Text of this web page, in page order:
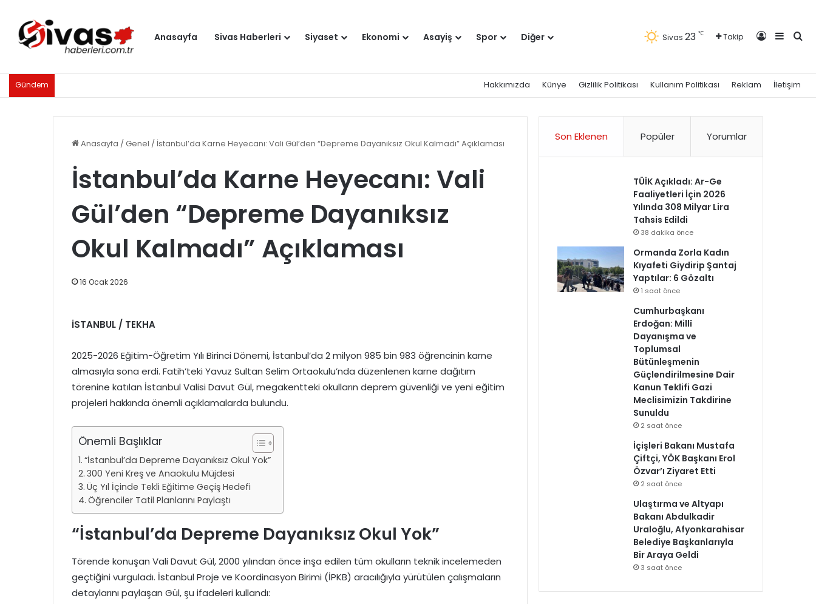
Anasayfa Sivas Haberleri Siyaset Ekonomi Asayiş Spor Diğer Sivas 23 ℃ Takip Kayıt Ol
Kenar
Gündem Hakkımızda Künye Gizlilik Politikası Kullanım Politikası Reklam İletişim
Anasayfa /Genel / İstanbul’da Karne Heyecanı: Vali Gül’den “Depreme Dayanıksız Okul Kalmadı” Açıklaması
İstanbul’da Karne Heyecanı: Vali
Gül’den “Depreme Dayanıksız
Okul Kalmadı” Açıklaması
16 Ocak 2026
İSTANBUL / TEKHA
2025-2026 Eğitim-Öğretim Yılı Birinci Dönemi, İstanbul’da 2 milyon 985 bin 983 öğrencinin karne
almasıyla sona erdi. Fatih’teki Yavuz Sultan Selim Ortaokulu’nda düzenlenen karne dağıtım
törenine katılan İstanbul Valisi Davut Gül, megakentteki okulların deprem güvenliği ve yeni eğitim
projeleri hakkında önemli açıklamalarda bulundu.
Önemli Başlıklar
“İstanbul’da Depreme Dayanıksız Okul Yok”
300 Yeni Kreş ve Anaokulu Müjdesi
Üç Yıl İçinde Tekli Eğitime Geçiş Hedefi
Öğrenciler Tatil Planlarını Paylaştı
“İstanbul’da Depreme Dayanıksız Okul Yok”
Törende konuşan Vali Davut Gül, 2000 yılından önce inşa edilen tüm okulların teknik incelemeden
geçtiğini vurguladı. İstanbul Proje ve Koordinasyon Birimi (İPKB) aracılığıyla yürütülen çalışmaların
detaylarını paylaşan Gül, şu ifadeleri kullandı:
Son Eklenen Popüler Yorumlar
TÜİK Açıkladı: Ar-Ge
Faaliyetleri İçin 2026
Yılında 308 Milyar Lira
Tahsis Edildi
38 dakika önce
Ormanda Zorla Kadın
Kıyafeti Giydirip Şantaj
Yaptılar: 6 Gözaltı
1 saat önce
Cumhurbaşkanı
Erdoğan: Millî
Dayanışma ve
Toplumsal
Bütünleşmenin
Güçlendirilmesine Dair
Kanun Teklifi Gazi
Meclisimizin Takdirine
Sunuldu
2 saat önce
İçişleri Bakanı Mustafa
Çiftçi, YÖK Başkanı Erol
Özvar’ı Ziyaret Etti
2 saat önce
Ulaştırma ve Altyapı
Bakanı Abdulkadir
Uraloğlu, Afyonkarahisar
Belediye Başkanlarıyla
Bir Araya Geldi
3 saat önce